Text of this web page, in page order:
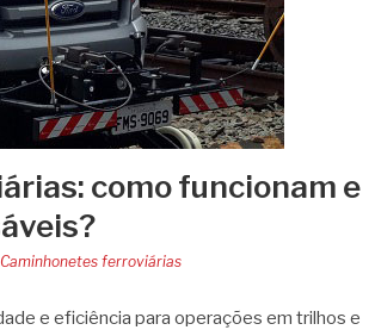
como funcionam e
Caminhonetes ferroviárias
e eficiência para operações em trilhos e